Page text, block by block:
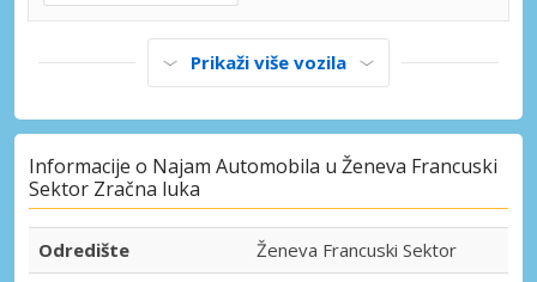
Prikaži više vozila
Informacije o Najam Automobila u Ženeva Francuski
Sektor Zračna luka
Odredište
Ženeva Francuski Sektor